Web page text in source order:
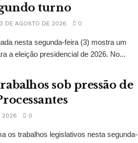
turno
3 DE AGOSTO DE 2026 0
nesta segunda-feira (3) mostra um
a eleição presidencial de 2026. No...
sob pressão de
2026 0
os trabalhos legislativos nesta segunda-